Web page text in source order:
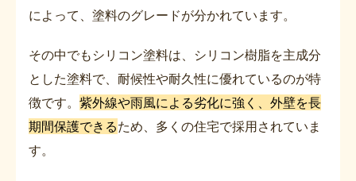
によって、塗料のグレードが分かれています。
その中でもシリコン塗料は、シリコン樹脂を主成分
とした塗料で、耐候性や耐久性に優れているのが特
徴です。 紫外線や雨風による劣化に強く、外壁を長
期間保護できるため、多くの住宅で採用されていま
す。